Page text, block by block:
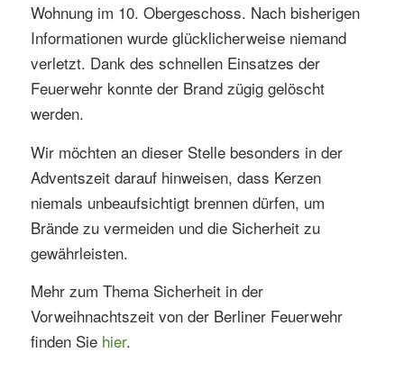
Wohnung im 10. Obergeschoss. Nach bisherigen
Informationen wurde glücklicherweise niemand
verletzt. Dank des schnellen Einsatzes der
Feuerwehr konnte der Brand zügig gelöscht
werden.
Wir möchten an dieser Stelle besonders in der
Adventszeit darauf hinweisen, dass Kerzen
niemals unbeaufsichtigt brennen dürfen, um
Brände zu vermeiden und die Sicherheit zu
gewährleisten.
Mehr zum Thema Sicherheit in der
Vorweihnachtszeit von der Berliner Feuerwehr
finden Sie hier.